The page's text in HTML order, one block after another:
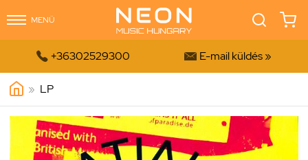
MENÜ
 +36302529300  E-mail küldés »
» LP